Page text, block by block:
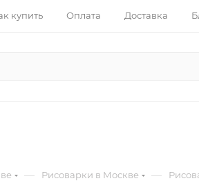
купить Оплата Доставка
— Рисоварки в Москве —